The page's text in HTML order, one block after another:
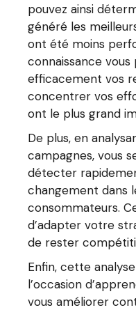
pouvez ainsi
généré les
ont été moins
connaissance
efficacement vos
concentrer vos
ont le plus grand
De plus, en
campagnes, vous
détecter
changement dans
consommateurs.
d’adapter votre
de rester
Enfin, cette
l’occasion
vous améliorer